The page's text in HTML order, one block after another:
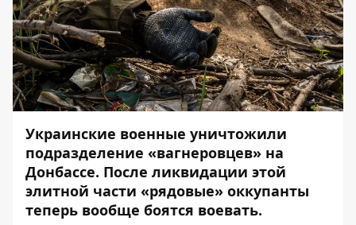
Украинские военные уничтожили
подразделение «вагнеровцев» на
Донбассе. После ликвидации этой
элитной части «рядовые» оккупанты
теперь вообще боятся воевать.